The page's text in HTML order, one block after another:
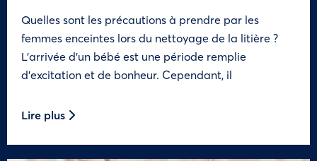
Quelles sont les précautions à prendre par les
femmes enceintes lors du nettoyage de la litière ?
L’arrivée d’un bébé est une période remplie
d’excitation et de bonheur. Cependant, il
Lire plus